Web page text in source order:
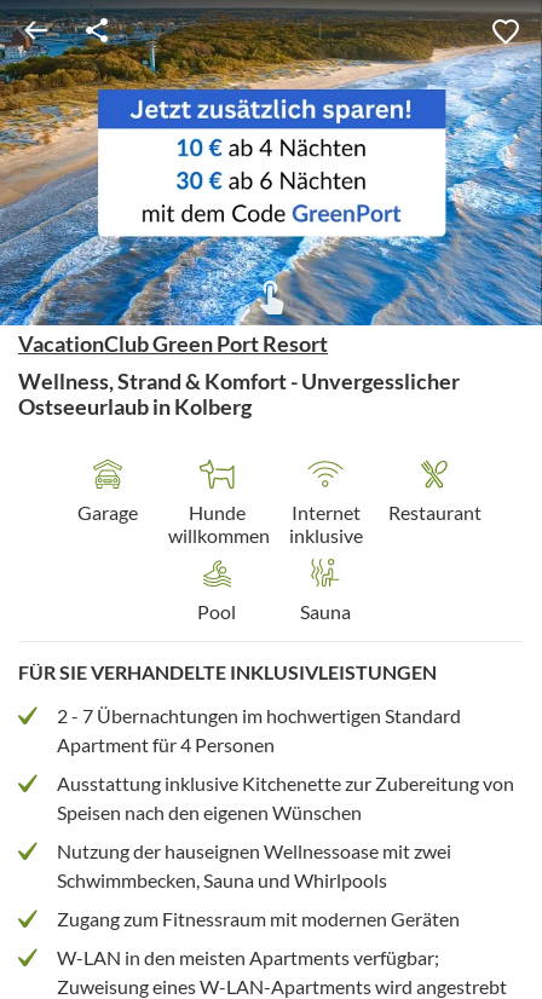
VacationClub Green Port Resort
Wellness, Strand & Komfort - Unvergesslicher
Ostseeurlaub in Kolberg
Garage
Hunde
willkommen
Internet
inklusive
Restaurant
Pool Sauna
FÜR SIE VERHANDELTE INKLUSIVLEISTUNGEN
2 - 7 Übernachtungen im hochwertigen Standard
Apartment für 4 Personen
Ausstattung inklusive Kitchenette zur Zubereitung von
Speisen nach den eigenen Wünschen
Nutzung der hauseignen Wellnessoase mit zwei
Schwimmbecken, Sauna und Whirlpools
Zugang zum Fitnessraum mit modernen Geräten
W-LAN in den meisten Apartments verfügbar;
Zuweisung eines W-LAN-Apartments wird angestrebt